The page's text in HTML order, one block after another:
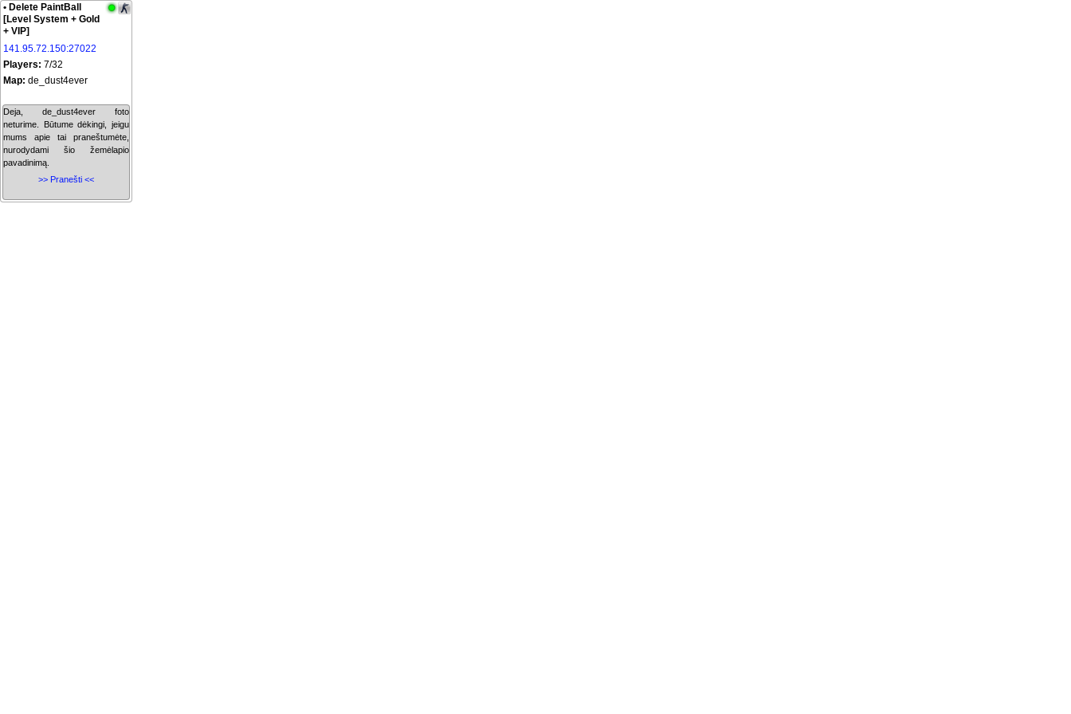
• Delete PaintBall
[Level System + Gold
+ VIP]
141.95.72.150:27022
Players: 7/32
Map: de_dust4ever
Deja, de_dust4ever foto
neturime. Būtume dėkingi, jeigu
mums apie tai praneštumėte,
nurodydami šio žemėlapio
pavadinimą.
>> Pranešti <<